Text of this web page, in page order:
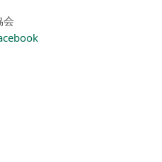
会